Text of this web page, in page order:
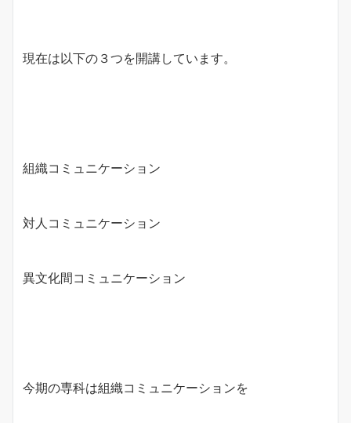
現在は以下の３つを開講しています。
組織コミュニケーション
対人コミュニケーション
異文化間コミュニケーション
今期の専科は組織コミュニケーションを